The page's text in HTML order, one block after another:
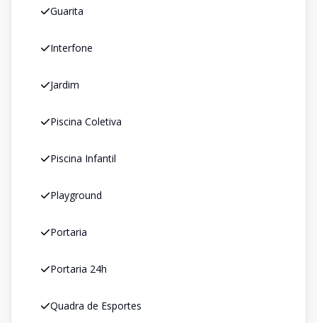
Guarita
Interfone
Jardim
Piscina Coletiva
Piscina Infantil
Playground
Portaria
Portaria 24h
Quadra de Esportes